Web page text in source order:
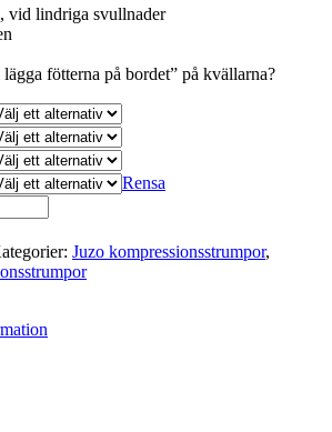
vid lindriga svullnader
fötterna på bordet” på kvällarna?
Rensa
Juzo kompressionsstrumpor,